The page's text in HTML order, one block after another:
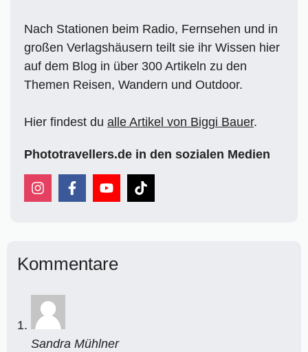
Nach Stationen beim Radio, Fernsehen und in
großen Verlagshäusern teilt sie ihr Wissen hier
auf dem Blog in über 300 Artikeln zu den
Themen Reisen, Wandern und Outdoor.
Hier findest du alle Artikel von Biggi Bauer.
Phototravellers.de in den sozialen Medien
Kommentare
Sandra Mühlner